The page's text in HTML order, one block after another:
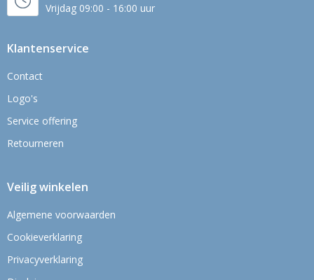
Vrijdag 09:00 - 16:00 uur
Klantenservice
Contact
Logo's
Service offering
Retourneren
Veilig winkelen
Algemene voorwaarden
Cookieverklaring
Privacyverklaring